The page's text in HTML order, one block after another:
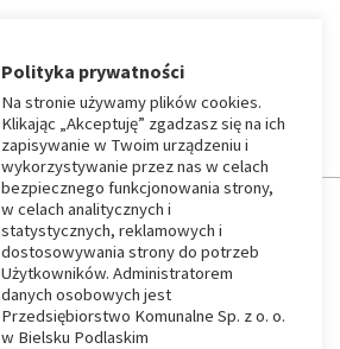
Polityka prywatności
Na stronie używamy plików cookies.
Klikając „Akceptuję” zgadzasz się na ich
zapisywanie w Twoim urządzeniu i
wykorzystywanie przez nas w celach
bezpiecznego funkcjonowania strony,
w celach analitycznych i
statystycznych, reklamowych i
dostosowywania strony do potrzeb
Użytkowników. Administratorem
danych osobowych jest
Przedsiębiorstwo Komunalne Sp. z o. o.
w Bielsku Podlaskim